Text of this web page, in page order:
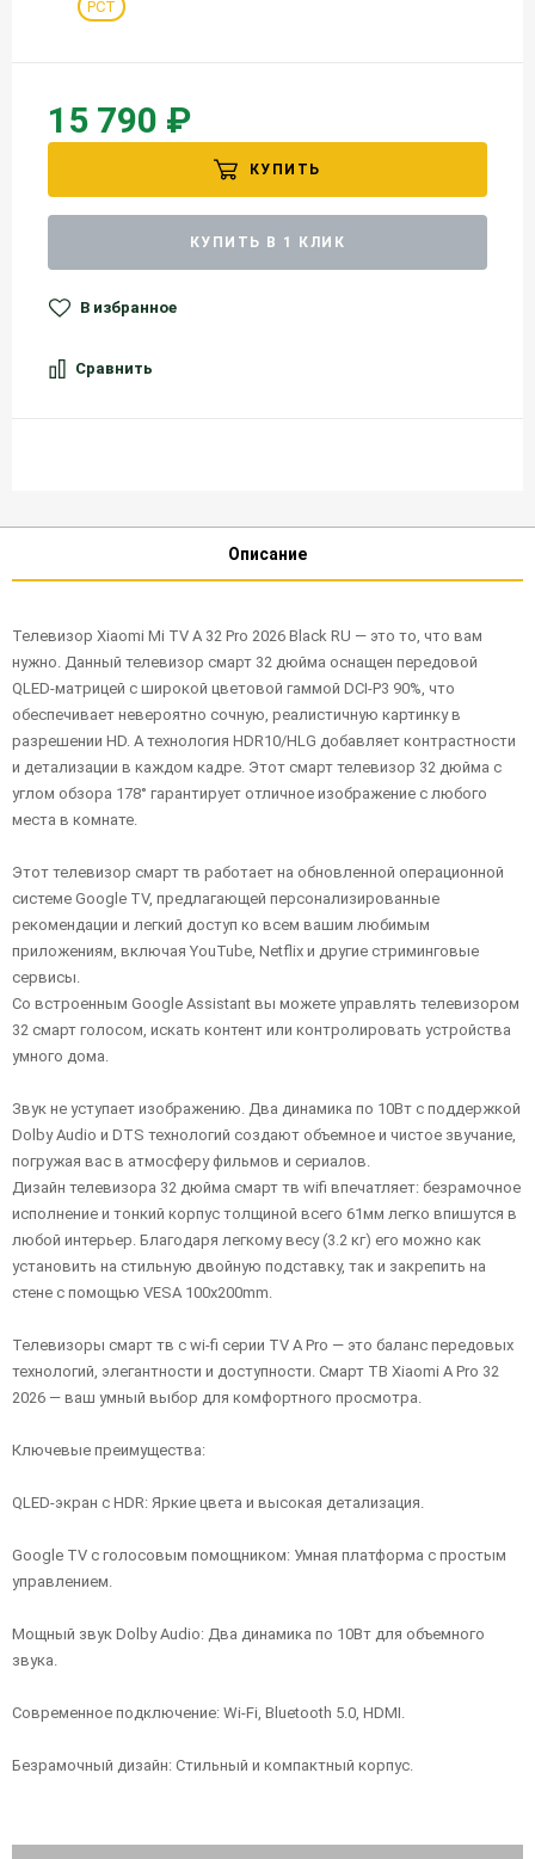
РСТ
15 790 ₽
КУПИТЬ
КУПИТЬ В 1 КЛИК
В избранное
Сравнить
Описание
Телевизор Xiaomi Mi TV A 32 Pro 2026 Black RU — это то, что вам
нужно. Данный телевизор смарт 32 дюйма оснащен передовой
QLED-матрицей с широкой цветовой гаммой DCI-P3 90%, что
обеспечивает невероятно сочную, реалистичную картинку в
разрешении HD. А технология HDR10/HLG добавляет контрастности
и детализации в каждом кадре. Этот смарт телевизор 32 дюйма с
углом обзора 178° гарантирует отличное изображение с любого
места в комнате.
Этот телевизор смарт тв работает на обновленной операционной
системе Google TV, предлагающей персонализированные
рекомендации и легкий доступ ко всем вашим любимым
приложениям, включая YouTube, Netflix и другие стриминговые
сервисы.
Со встроенным Google Assistant вы можете управлять телевизором
32 смарт голосом, искать контент или контролировать устройства
умного дома.
Звук не уступает изображению. Два динамика по 10Вт с поддержкой
Dolby Audio и DTS технологий создают объемное и чистое звучание,
погружая вас в атмосферу фильмов и сериалов.
Дизайн телевизора 32 дюйма смарт тв wifi впечатляет: безрамочное
исполнение и тонкий корпус толщиной всего 61мм легко впишутся в
любой интерьер. Благодаря легкому весу (3.2 кг) его можно как
установить на стильную двойную подставку, так и закрепить на
стене с помощью VESA 100x200mm.
Телевизоры смарт тв с wi-fi серии TV A Pro — это баланс передовых
технологий, элегантности и доступности. Смарт ТВ Xiaomi A Pro 32
2026 — ваш умный выбор для комфортного просмотра.
Ключевые преимущества:
QLED-экран с HDR: Яркие цвета и высокая детализация.
Google TV с голосовым помощником: Умная платформа с простым
управлением.
Мощный звук Dolby Audio: Два динамика по 10Вт для объемного
звука.
Современное подключение: Wi-Fi, Bluetooth 5.0, HDMI.
Безрамочный дизайн: Стильный и компактный корпус.